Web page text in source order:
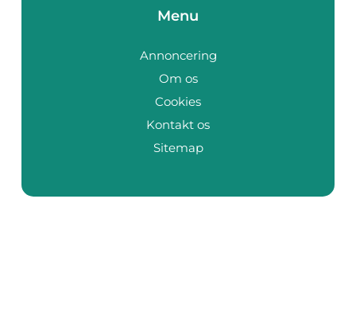
Menu
Annoncering
Om os
Cookies
Kontakt os
Sitemap